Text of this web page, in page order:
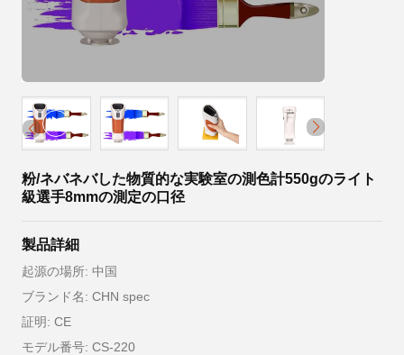
粉/ネバネバした物質的な実験室の測色計550gのライト
級選手8mmの測定の口径
製品詳細
起源の場所: 中国
ブランド名: CHN spec
証明: CE
モデル番号: CS-220